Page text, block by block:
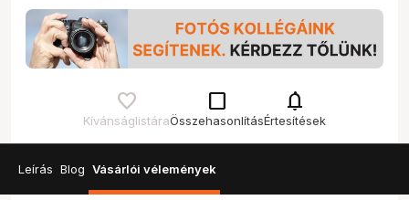
Kívánságlistára
check_box_outline_blank
Összehasonlítás
notifications
Értesítések
Leírás Blog Vásárlói vélemények